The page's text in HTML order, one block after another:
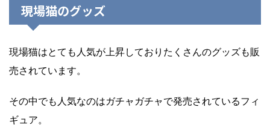
現場猫のグッズ
現場猫はとても人気が上昇しておりたくさんのグッズも販
売されています。
その中でも人気なのはガチャガチャで発売されているフィ
ギュア。